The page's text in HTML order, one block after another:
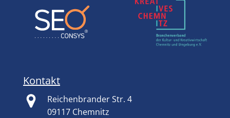
Kontakt
Reichenbrander Str. 4
09117 Chemnitz